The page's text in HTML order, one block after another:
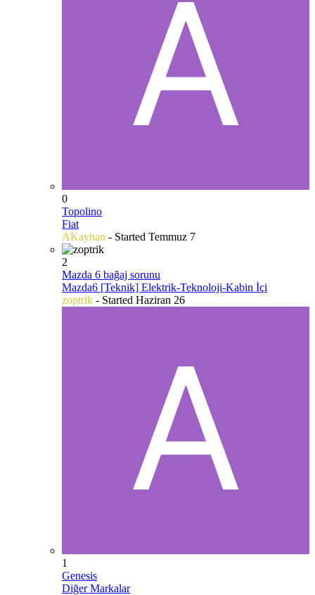
0
Topolino
Fiat
AKayhan - Started Temmuz 7
2
Mazda 6 bağaj sorunu
Mazda6 [Teknik] Elektrik-Teknoloji-Kabin İçi
zoptrik - Started Haziran 26
1
Genesis
Diğer Markalar